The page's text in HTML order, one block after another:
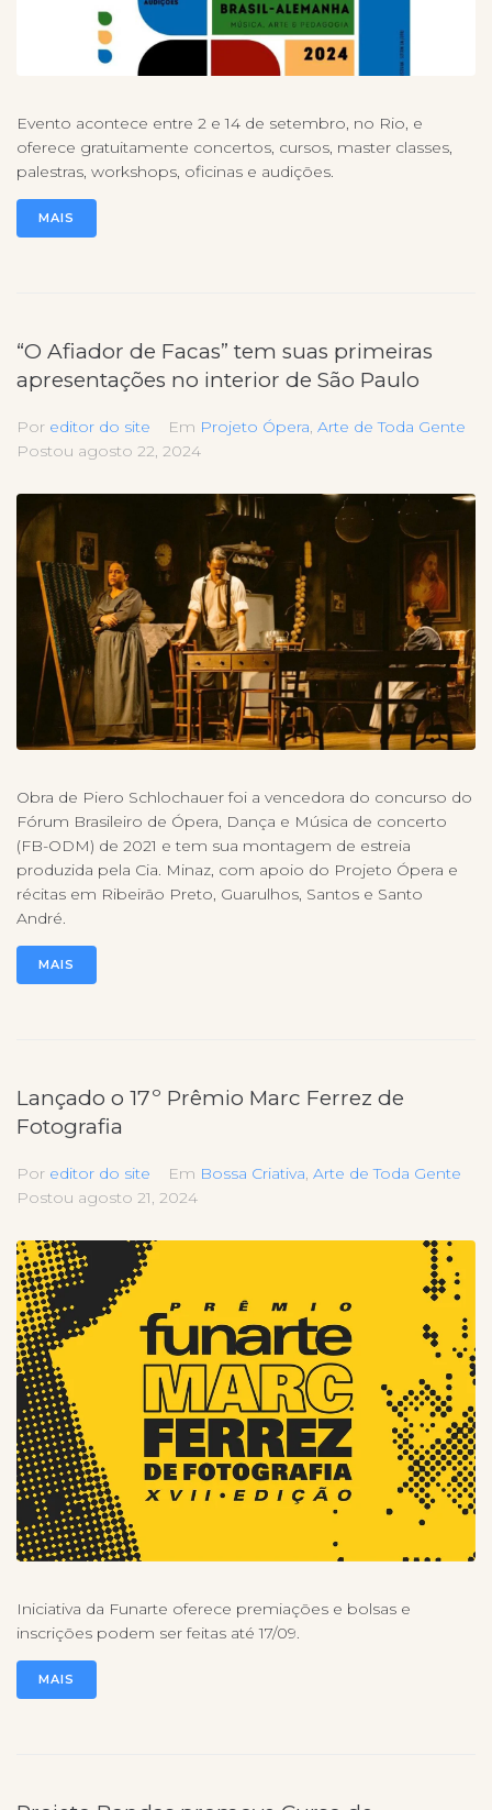
Evento acontece entre 2 e 14 de setembro, no Rio, e
oferece gratuitamente concertos, cursos, master classes,
palestras, workshops, oficinas e audições.
MAIS
“O Afiador de Facas” tem suas primeiras
apresentações no interior de São Paulo
Por editor do site Em Projeto Ópera, Arte de Toda Gente
Postou agosto 22, 2024
Obra de Piero Schlochauer foi a vencedora do concurso do
Fórum Brasileiro de Ópera, Dança e Música de concerto
(FB-ODM) de 2021 e tem sua montagem de estreia
produzida pela Cia. Minaz, com apoio do Projeto Ópera e
récitas em Ribeirão Preto, Guarulhos, Santos e Santo
André.
MAIS
Lançado o 17º Prêmio Marc Ferrez de
Fotografia
Por editor do site Em Bossa Criativa Arte de Toda Gente
Postou agosto 21, 2024
Iniciativa da Funarte oferece premiações e bolsas e
inscrições podem ser feitas até 17/09.
MAIS